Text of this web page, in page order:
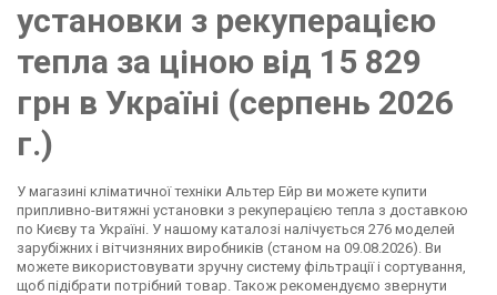
установки з рекуперацією
тепла за ціною від 15 829
грн в Україні (серпень 2026
г.)
У магазині кліматичної техніки Альтер Ейр ви можете купити
припливно-витяжні установки з рекуперацією тепла з доставкою
по Києву та Україні. У нашому каталозі налічується 276 моделей
зарубіжних і вітчизняних виробників (станом на 09.08.2026). Ви
можете використовувати зручну систему фільтрації і сортування,
щоб підібрати потрібний товар. Також рекомендуємо звернути